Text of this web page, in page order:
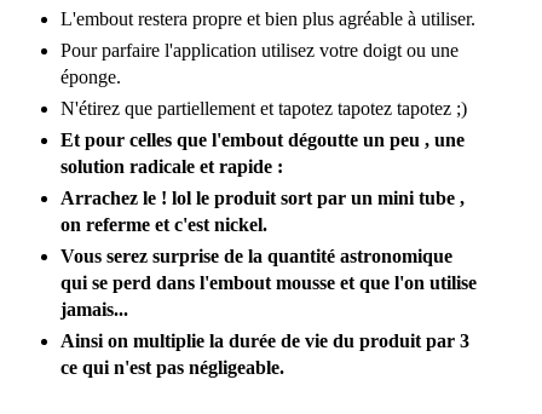
L'embout restera propre et bien plus agréable à utiliser.
Pour parfaire l'application utilisez votre doigt ou une
éponge.
N'étirez que partiellement et tapotez tapotez tapotez ;)
Et pour celles que l'embout dégoutte un peu , une
solution radicale et rapide :
Arrachez le ! lol le produit sort par un mini tube ,
on referme et c'est nickel.
Vous serez surprise de la quantité astronomique
qui se perd dans l'embout mousse et que l'on utilise
jamais...
Ainsi on multiplie la durée de vie du produit par 3
ce qui n'est pas négligeable.